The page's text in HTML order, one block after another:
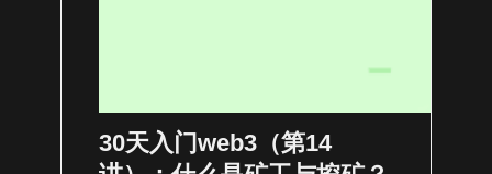
30天入门web3（第14